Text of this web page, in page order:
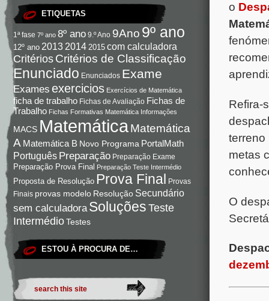
ETIQUETAS
1ª fase 7º ano 8º ano 9.º Ano 9Ano 9º ano
12º ano 2013 2014 2015 com calculadora
Critérios Critérios de Classificação
Enunciado Enunciados Exame
Exames exercicios Exercícios de Matemática
ficha de trabalho Fichas de Avaliação Fichas de
Trabalho Fichas Formativas Matemática Informações
MACS Matemática Matemática
A Matemática B Novo Programa PortalMath
Português Preparação Preparação Exame
Preparação Prova Final Preparação Teste Intermédio
Proposta de Resolução Prova Final Provas
Finais provas modelo Resolução Secundário
sem calculadora Soluções Teste
IntermédioTestes
ESTOU À PROCURA DE…
o
Refira-
metas
O